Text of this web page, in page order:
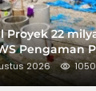
Proyek 22
Pengaman
Barat
Besi Banci
2026 1050